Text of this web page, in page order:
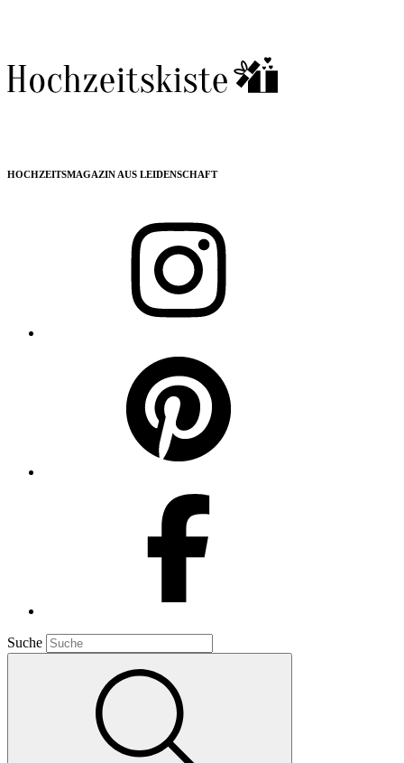
HOCHZEITSMAGAZIN AUS LEIDENSCHAFT
Suche